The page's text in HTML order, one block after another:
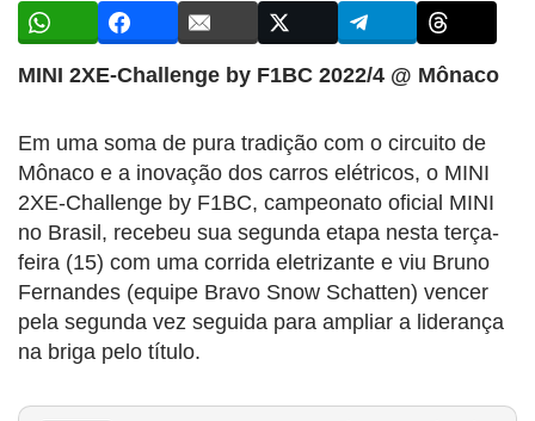
MINI 2XE-Challenge by F1BC 2022/4 @ Mônaco
Em uma soma de pura tradição com o circuito de
Mônaco e a inovação dos carros elétricos, o MINI
2XE-Challenge by F1BC, campeonato oficial MINI
no Brasil, recebeu sua segunda etapa nesta terça-
feira (15) com uma corrida eletrizante e viu Bruno
Fernandes (equipe Bravo Snow Schatten) vencer
pela segunda vez seguida para ampliar a liderança
na briga pelo título.